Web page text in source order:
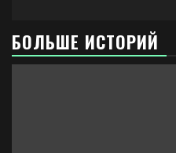
БОЛЬШЕ ИСТОРИЙ